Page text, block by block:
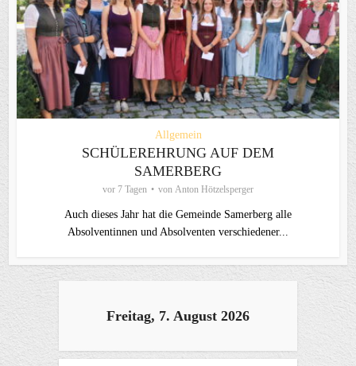
Allgemein
SCHÜLEREHRUNG AUF DEM
SAMERBERG
vor 7 Tagen von Anton Hötzelsperger
Auch dieses Jahr hat die Gemeinde Samerberg alle
Absolventinnen und Absolventen verschiedener...
Freitag, 7. August 2026